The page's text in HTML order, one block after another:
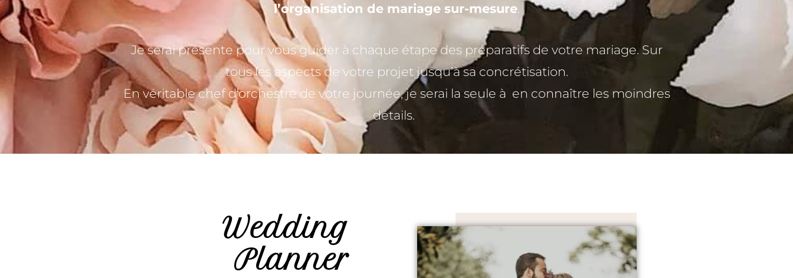
l’organisation de mariage sur-mesure.
Je serai présente pour vous guider à chaque étape des préparatifs de votre mariage. Sur
tous les aspects de votre projet jusqu’à sa concrétisation.
En véritable chef d’orchestre de votre journée, je serai la seule à en connaître les moindres
détails.
Wedding
Planner